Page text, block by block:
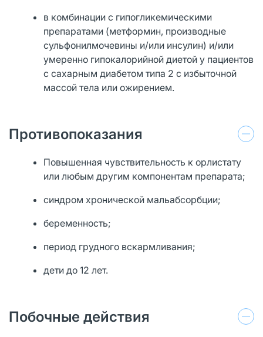
в комбинации с гипогликемическими
препаратами (метформин, производные
сульфонилмочевины и/или инсулин) и/или
умеренно гипокалорийной диетой у пациентов
с сахарным диабетом типа 2 с избыточной
массой тела или ожирением.
Противопоказания
Повышенная чувствительность к орлистату
или любым другим компонентам препарата;
синдром хронической мальабсорбции;
беременность;
период грудного вскармливания;
дети до 12 лет.
Побочные действия